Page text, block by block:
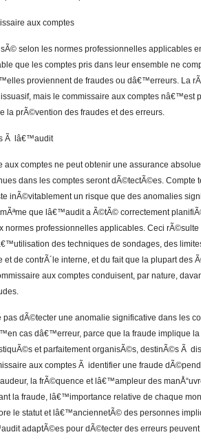
aux comptes
selon les normes professionnelles applicables
que les comptes pris dans leur ensemble ne
proviennent de fraudes ou dâ€™erreurs. La
mais le commissaire aux comptes nâ€™est
la prÃ©vention des fraudes et des erreurs.
Ã lâ€™audit
aux comptes ne peut obtenir une assurance
dans les comptes seront dÃ©tectÃ©es. Compte
inÃ©vitablement un risque que des anomalies
que lâ€™audit a Ã©tÃ© correctement
normes professionnelles applicables. Ceci
des techniques de sondages, des
et de contrÃ´le interne, et du fait que la plupart des
aux comptes conduisent, par nature,
pas dÃ©tecter une anomalie significative dans les
cas dâ€™erreur, parce que la fraude implique la
et parfaitement organisÃ©s, destinÃ©s Ã
aux comptes Ã identifier une fraude
la frÃ©quence et lâ€™ampleur des
la fraude, lâ€™importance relative de chaque
le statut et lâ€™anciennetÃ© des personnes
adaptÃ©es pour dÃ©tecter des erreurs